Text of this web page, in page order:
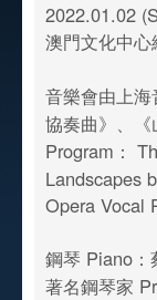
2022.01.02
澳門文化中
音樂會由上
協奏曲》、
Program：
Landscapes
Opera Vocal
鋼琴 Piano
著名鋼琴家